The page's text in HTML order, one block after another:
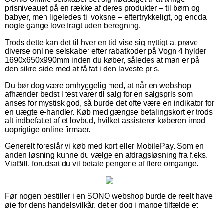
prisniveauet på en række af deres produkter – til børn og
babyer, men ligeledes til voksne – eftertrykkeligt, og endda
nogle gange love fragt uden beregning.
Trods dette kan det til hver en tid vise sig nyttigt at prøve
diverse online selskaber efter rabatkoder på Vogn 4 hylder
1690x650x990mm inden du køber, således at man er på
den sikre side med at få fat i den laveste pris.
Du bør dog være omhyggelig med, at når en webshop
afhænder bedst i test varer til salg for en salgspris som
anses for mystisk god, så burde det ofte være en indikator for
en uægte e-handler. Køb med gængse betalingskort er trods
alt indbefattet af et lovbud, hvilket assisterer køberen imod
uoprigtige online firmaer.
Generelt foreslår vi køb med kort eller MobilePay. Som en
anden løsning kunne du vælge en afdragsløsning fra f.eks.
ViaBill, forudsat du vil betale pengene af flere omgange.
Før nogen bestiller i en SONO webshop burde de reelt have
øje for dens handelsvilkår, det er dog i mange tilfælde et